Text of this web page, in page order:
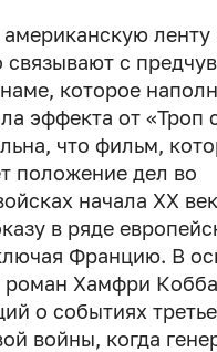
ленту
связывают с
которое
эффекта от «Троп
что фильм,
положение дел во
начала XX
в ряде
Францию. В
Хамфри
о событиях
войны, когда